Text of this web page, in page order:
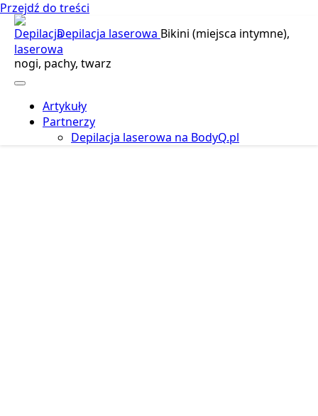
Przejdź do treści
Depilacja laserowa Bikini (miejsca intymne),
nogi, pachy, twarz
Artykuły
Partnerzy
Depilacja laserowa na BodyQ.pl